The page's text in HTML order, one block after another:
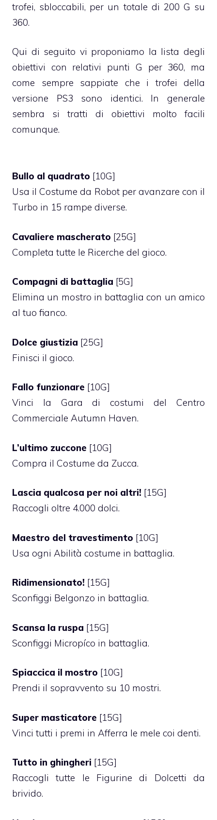
trofei, sbloccabili, per un totale di 200 G su
360.
Qui di seguito vi proponiamo la lista degli
obiettivi con relativi punti G per 360, ma
come sempre sappiate che i trofei della
versione PS3 sono identici. In generale
sembra si tratti di obiettivi molto facili
comunque.
Bullo al quadrato [10G]
Usa il Costume da Robot per avanzare con il
Turbo in 15 rampe diverse.
Cavaliere mascherato [25G]
Completa tutte le Ricerche del gioco.
Compagni di battaglia [5G]
Elimina un mostro in battaglia con un amico
al tuo fianco.
Dolce giustizia [25G]
Finisci il gioco.
Fallo funzionare [10G]
Vinci la Gara di costumi del Centro
Commerciale Autumn Haven.
L’ultimo zuccone [10G]
Compra il Costume da Zucca.
Lascia qualcosa per noi altri! [15G]
Raccogli oltre 4.000 dolci.
Maestro del travestimento [10G]
Usa ogni Abilità costume in battaglia.
Ridimensionato! [15G]
Sconfiggi Belgonzo in battaglia.
Scansa la ruspa [15G]
Sconfiggi Micropíco in battaglia.
Spiaccica il mostro [10G]
Prendi il sopravvento su 10 mostri.
Super masticatore [15G]
Vinci tutti i premi in Afferra le mele coi denti.
Tutto in ghingheri [15G]
Raccogli tutte le Figurine di Dolcetti da
brivido.